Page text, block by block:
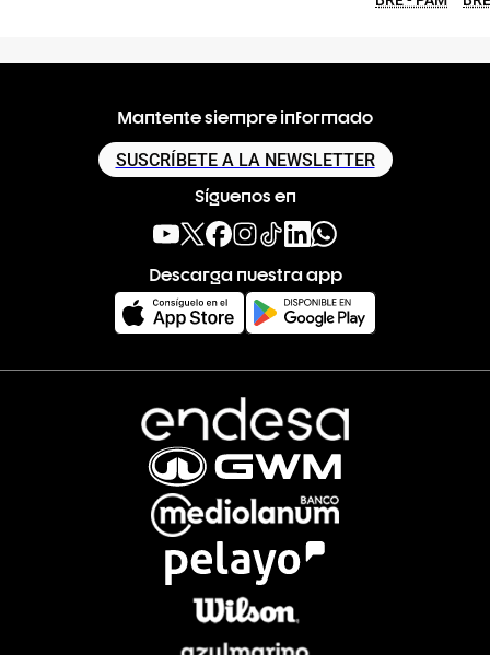
Mantente siempre informado
SUSCRÍBETE A LA NEWSLETTER
Síguenos en
Descarga nuestra app